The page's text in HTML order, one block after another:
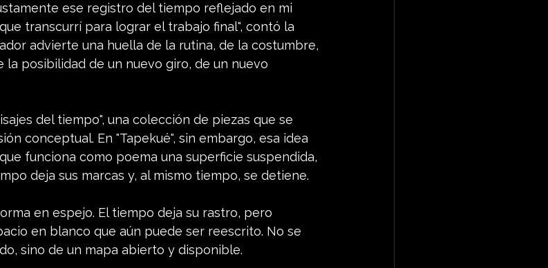
ese registro del tiempo reflejado en mi
transcurrí para lograr el trabajo final", contó la
advierte una huella de la rutina, de la costumbre,
posibilidad de un nuevo giro, de un nuevo
del tiempo", una colección de piezas que se
conceptual. En "Tapekué", sin embargo, esa idea
funciona como poema una superficie suspendida,
deja sus marcas y, al mismo tiempo, se detiene.
en espejo. El tiempo deja su rastro, pero
en blanco que aún puede ser reescrito. No se
sino de un mapa abierto y disponible.